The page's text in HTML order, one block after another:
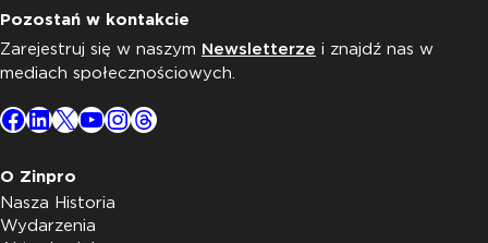
Pozostań w kontakcie
Zarejestruj się w naszym Newsletterze i znajdź nas w
mediach społecznościowych.
Facebook
LinkedIn
X YouTube
Instagram
Threads
O Zinpro
Nasza Historia
Wydarzenia